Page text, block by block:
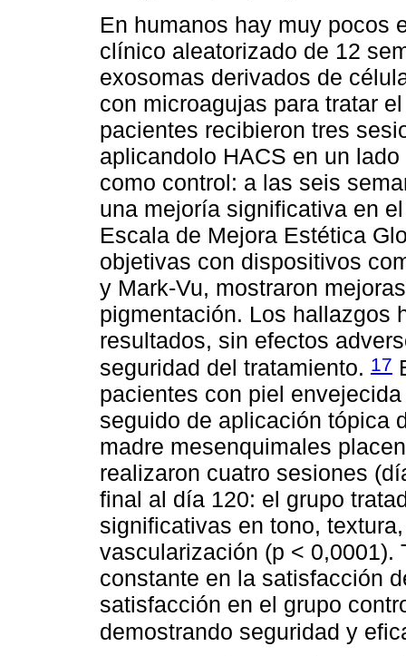
En humanos hay muy pocos
clínico aleatorizado de 12
exosomas derivados de
con microagujas para tratar
pacientes recibieron tres
aplicandolo HACS en un
como control: a las seis
una mejoría significativa en
Escala de Mejora Estética
objetivas con dispositivos
y Mark-Vu, mostraron
pigmentación. Los hallazgos
resultados, sin efectos
seguridad del tratamiento. 17
pacientes con piel
seguido de aplicación tópica
madre mesenquimales
realizaron cuatro sesiones
final al día 120: el grupo
significativas en tono,
vascularización (p < 0,0001).
constante en la satisfacción
satisfacción en el grupo
demostrando seguridad y